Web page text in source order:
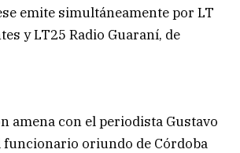
emite simultáneamente por LT
y LT25 Radio Guaraní, de
amena con el periodista Gustavo
funcionario oriundo de Córdoba